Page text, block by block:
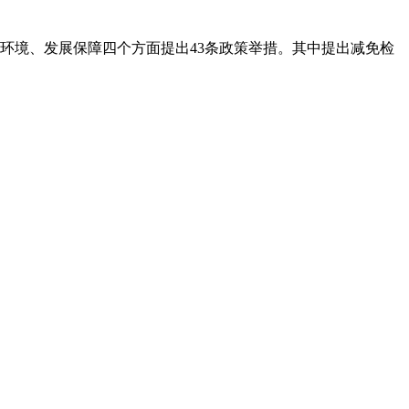
境、发展保障四个方面提出43条政策举措。其中提出减免检